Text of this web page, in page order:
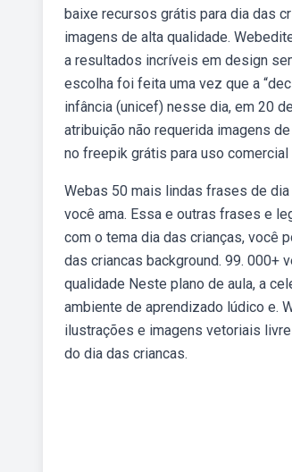
baixe recursos grátis para dia das
imagens de alta qualidade.
a resultados incríveis em design
escolha foi feita uma vez que a
infância (unicef) nesse dia, em 20
atribuição não requerida imagens
no freepik grátis para uso
Webas 50 mais lindas frases de dia
você ama. Essa e outras frases e
com o tema dia das crianças, você
das criancas background. 99. 000+
qualidade Neste plano de aula, a
ambiente de aprendizado lúdico e.
ilustrações e imagens vetoriais
do dia das criancas.